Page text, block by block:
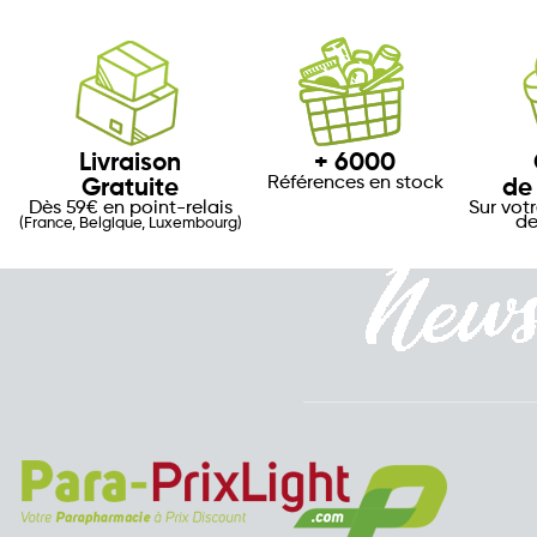
Livraison
Gratuite
Dès 59€ en point-relais
(France, Belgique, Luxembourg)
+ 6000
Références en stock
de
Sur